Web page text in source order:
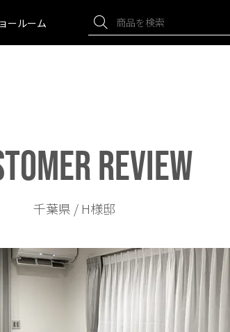
ールーム
REVIEW
千葉県 / H様邸